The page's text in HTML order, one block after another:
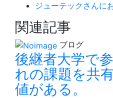
ジューテックさんに
関連記事
ブログ
後継者大学で
れの課題を共
値がある。